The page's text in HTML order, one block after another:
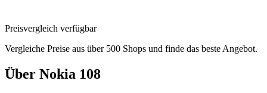
Preisvergleich verfügbar
Vergleiche Preise aus über 500 Shops und finde das beste Angebot.
Über Nokia 108